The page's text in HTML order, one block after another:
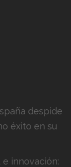
despide
éxito en su
e innovación: